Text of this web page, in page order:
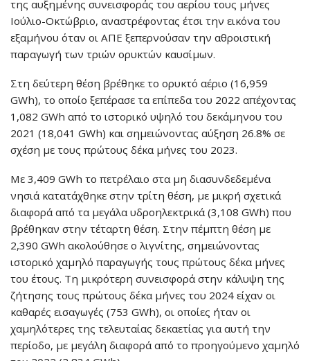
της αυξημένης συνεισφοράς του αερίου τους μήνες
Ιούλιο-Οκτώβριο, αναστρέφοντας έτσι την εικόνα του
εξαμήνου όταν οι ΑΠΕ ξεπερνούσαν την αθροιστική
παραγωγή των τριών ορυκτών καυσίμων.
Στη δεύτερη θέση βρέθηκε το ορυκτό αέριο (16,959
GWh), το οποίο ξεπέρασε τα επίπεδα του 2022 απέχοντας
1,082 GWh από το ιστορικό υψηλό του δεκάμηνου του
2021 (18,041 GWh) και σημειώνοντας αύξηση 26.8% σε
σχέση με τους πρώτους δέκα μήνες του 2023.
Με 3,409 GWh το πετρέλαιο στα μη διασυνδεδεμένα
νησιά κατατάχθηκε στην τρίτη θέση, με μικρή σχετικά
διαφορά από τα μεγάλα υδροηλεκτρικά (3,108 GWh) που
βρέθηκαν στην τέταρτη θέση. Στην πέμπτη θέση με
2,390 GWh ακολούθησε ο λιγνίτης, σημειώνοντας
ιστορικό χαμηλό παραγωγής τους πρώτους δέκα μήνες
του έτους. Tη μικρότερη συνεισφορά στην κάλυψη της
ζήτησης τους πρώτους δέκα μήνες του 2024 είχαν οι
καθαρές εισαγωγές (753 GWh), οι οποίες ήταν οι
χαμηλότερες της τελευταίας δεκαετίας για αυτή την
περίοδο, με μεγάλη διαφορά από το προηγούμενο χαμηλό